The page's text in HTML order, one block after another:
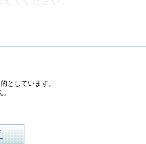
教えてください。
としています。